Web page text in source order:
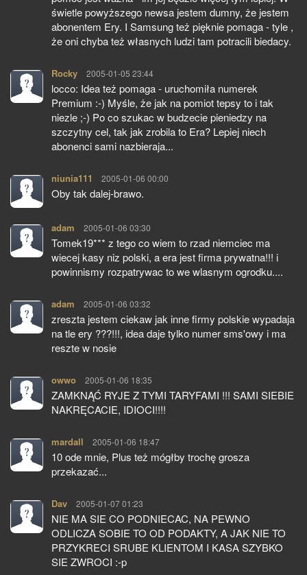
świetle powyższego newsa jestem dumny, że jestem
abonentem Ery. I Samsung też pięknie pomaga - tyle ,
że oni chyba też własnych ludzi tam potracili biedacy.
Rocky pisze:
2005-01-05 23:44
locco: Idea też pomaga - uruchomiła numerek
Premium :-) Myśle, że jak na pomiot tepsy to i tak
niezle ;-) Po co szukac w budzecie pieniedzy na
szczytny cel, tak jak zrobila to Era? Lepiej niech
abonenci sami nazbieraja...
niunia111 pisze:
2005-01-06 00:00
Oby tak dalej-brawo.
adam pisze:
2005-01-06 03:30
Tomek19*** z tego co wiem to rzad niemciec ma
wiecej kasy niz polski, a era jest firma prywatna!!! i
powinnismy rozpatrywac to we wlasnym ogrodku....
adam pisze:
2005-01-06 03:32
zreszta jestem ciekaw jak inne firmy polskie wypadaja
na tle ery ???!!!, idea daje tylko numer sms'owy i ma
reszte w nosie
owwo pisze:
2005-01-06 18:35
ZAMKNĄĆ RYJE Z TYMI TARYFAMI !!! SAMI SIEBIE
NAKRĘCACIE, IDIOCI!!!!
mardall pisze:
2005-01-06 18:47
10 ode mnie, Plus też mógłby trochę grosza
przekazać...
Dav pisze:
2005-01-07 01:23
NIE MA SIE CO PODNIECAC, NA PEWNO
ODLICZA SOBIE TO OD PODAKTY, A JAK NIE TO
PRZYKRECI SRUBE KLIENTOM I KASA SZYBKO
SIE ZWROCI :-p